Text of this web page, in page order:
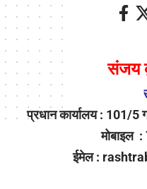
संजय
प्रधान कार्यालय : 101/5
मोबाइल
ईमेल :